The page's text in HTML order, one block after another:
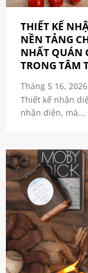
THIẾT KẾ
NỀN TẢNG
NHẤT QUÁN
TRONG TÂM
Thiết kế nhận
nhận diện, mà...
Tháng 5 16, 2026